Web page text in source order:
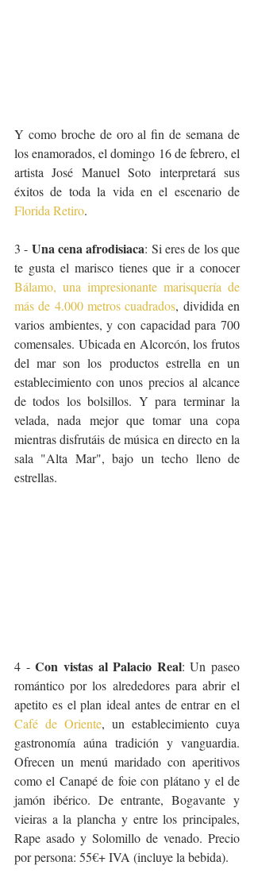
Y como broche de oro al fin de semana de
los enamorados, el domingo 16 de febrero, el
artista José Manuel Soto interpretará sus
Florida Retiro.
3 - Una cena afrodisiaca: Si eres de los que
te gusta el marisco tienes que ir a conocer
Bálamo, una impresionante marisquería de
más de 4.000 metros cuadrados, dividida en
varios ambientes, y con capacidad para 700
comensales. Ubicada en Alcorcón, los frutos
del mar son los productos estrella en un
establecimiento con unos precios al alcance
de todos los bolsillos. Y para terminar la
velada, nada mejor que tomar una copa
mientras disfrutáis de música en directo en la
sala "Alta Mar", bajo un techo lleno de
estrellas.
4 - Con vistas al Palacio Real: Un paseo
romántico por los alrededores para abrir el
Café de Oriente, un establecimiento cuya
gastronomía aúna tradición y vanguardia.
Ofrecen un menú maridado con aperitivos
como el Canapé de foie con plátano y el de
jamón ibérico. De entrante, Bogavante y
vieiras a la plancha y entre los principales,
Rape asado y Solomillo de venado. Precio
por persona: 55€+ IVA (incluye la bebida).